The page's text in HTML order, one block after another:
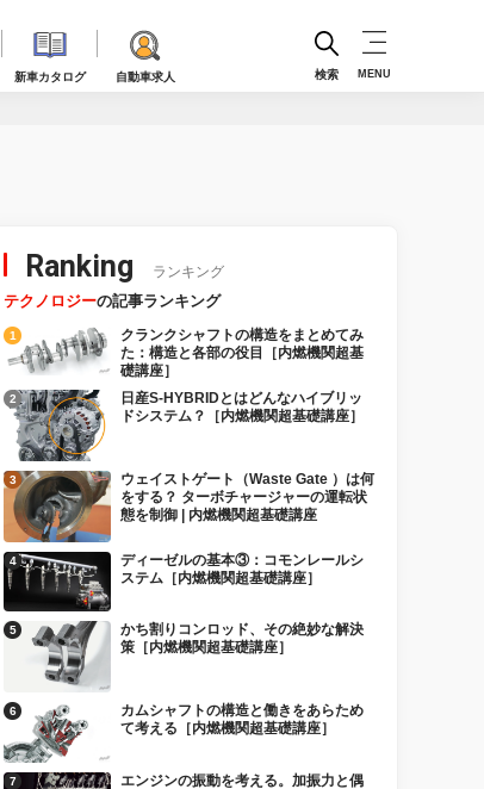
新車カタログ 自動車求人 検索 MENU
Ranking ランキング
テクノロジーの記事ランキング
クランクシャフトの構造をまとめてみ
た：構造と各部の役目［内燃機関超基
礎講座］
日産S-HYBRIDとはどんなハイブリッ
ドシステム？［内燃機関超基礎講座］
ウェイストゲート（Waste Gate ）は何
をする？ ターボチャージャーの運転状
態を制御 | 内燃機関超基礎講座
ディーゼルの基本③：コモンレールシ
ステム［内燃機関超基礎講座］
かち割りコンロッド、その絶妙な解決
策［内燃機関超基礎講座］
カムシャフトの構造と働きをあらため
て考える［内燃機関超基礎講座］
エンジンの振動を考える。加振力と偶